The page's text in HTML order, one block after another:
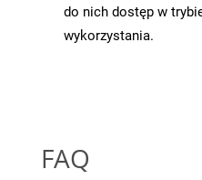
do nich dostęp w
wykorzystania.
FAQ